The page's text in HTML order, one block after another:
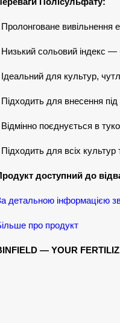
вивільнення
сольовий індекс —
для культур,
для внесення під
поєднується в
для всіх культур
доступний до
детальною інформацією
про продукт
— YOUR